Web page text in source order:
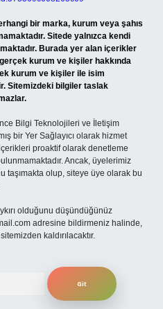
bir marka, kurum veya şahıs
Sitede yalnızca kendi
Burada yer alan içerikler
kurum ve kişiler hakkında
kurum ve kişiler ile isim
Sitemizdeki bilgiler taslak
Bilgi Teknolojileri ve İletişim
bir Yer Sağlayıcı olarak hizmet
proaktif olarak denetleme
Ancak, üyelerimiz
taşımakta olup, siteye üye olarak bu
olduğunu düşündüğünüz
adresine bildirmeniz halinde,
kaldırılacaktır.